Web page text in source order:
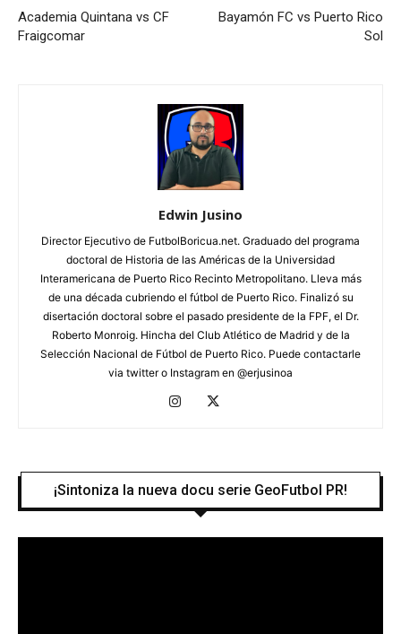
Academia Quintana vs CF
Fraigcomar
Bayamón FC vs Puerto Rico
Sol
Edwin Jusino
Director Ejecutivo de FutbolBoricua.net. Graduado del programa
doctoral de Historia de las Américas de la Universidad
Interamericana de Puerto Rico Recinto Metropolitano. Lleva más
de una década cubriendo el fútbol de Puerto Rico. Finalizó su
disertación doctoral sobre el pasado presidente de la FPF, el Dr.
Roberto Monroig. Hincha del Club Atlético de Madrid y de la
Selección Nacional de Fútbol de Puerto Rico. Puede contactarle
via twitter o Instagram en @erjusinoa
¡Sintoniza la nueva docu serie GeoFutbol PR!